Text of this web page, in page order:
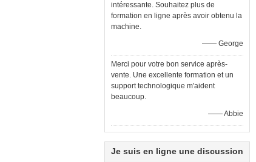
intéressante. Souhaitez plus de
formation en ligne après avoir obtenu la
machine.
—— George
Merci pour votre bon service après-
vente. Une excellente formation et un
support technologique m'aident
beaucoup.
—— Abbie
Je suis en ligne une discussion